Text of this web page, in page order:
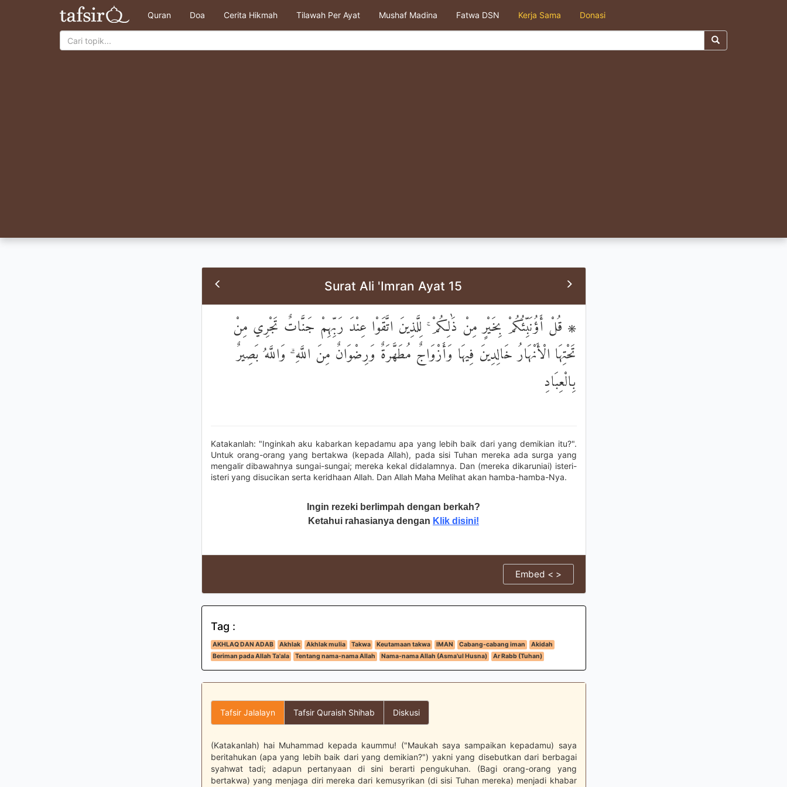
Quran Doa Cerita Hikmah Tilawah Per Ayat Mushaf Madina Fatwa DSN Kerja Sama Donasi
Surat Ali 'Imran Ayat 15
۞ قُلْ أَؤُنَبِّئُكُمْ بِخَيْرٍ مِنْ ذَٰلِكُمْ ۚ لِلَّذِينَ اتَّقَوْا عِنْدَ رَبِّهِمْ جَنَّاتٌ تَجْرِي مِنْ
تَحْتِهَا الْأَنْهَارُ خَالِدِينَ فِيهَا وَأَزْوَاجٌ مُطَهَّرَةٌ وَرِضْوَانٌ مِنَ اللَّهِ ۗ وَاللَّهُ بَصِيرٌ
بِالْعِبَادِ
Katakanlah: "Inginkah aku kabarkan kepadamu apa yang lebih baik dari yang demikian itu?".
Untuk orang-orang yang bertakwa (kepada Allah), pada sisi Tuhan mereka ada surga yang
mengalir dibawahnya sungai-sungai; mereka kekal didalamnya. Dan (mereka dikaruniai) isteri-
isteri yang disucikan serta keridhaan Allah. Dan Allah Maha Melihat akan hamba-hamba-Nya.
Ingin rezeki berlimpah dengan berkah?
Ketahui rahasianya dengan Klik disini!
Embed < >
Tag :
AKHLAQ DAN ADAB Akhlak Akhlak mulia Takwa Keutamaan takwa IMAN Cabang-cabang iman
Akidah
Beriman pada Allah Ta'ala
Tentang nama-nama Allah Nama-nama Allah (Asma'ul Husna) Ar Rabb (Tuhan)
Tafsir Jalalayn Tafsir Quraish Shihab Diskusi
(Katakanlah) hai Muhammad kepada kaummu! ("Maukah saya sampaikan kepadamu) saya
beritahukan (apa yang lebih baik dari yang demikian?") yakni yang disebutkan dari berbagai
syahwat tadi; adapun pertanyaan di sini berarti pengukuhan. (Bagi orang-orang yang
bertakwa) yang menjaga diri mereka dari kemusyrikan (di sisi Tuhan mereka) menjadi khabar